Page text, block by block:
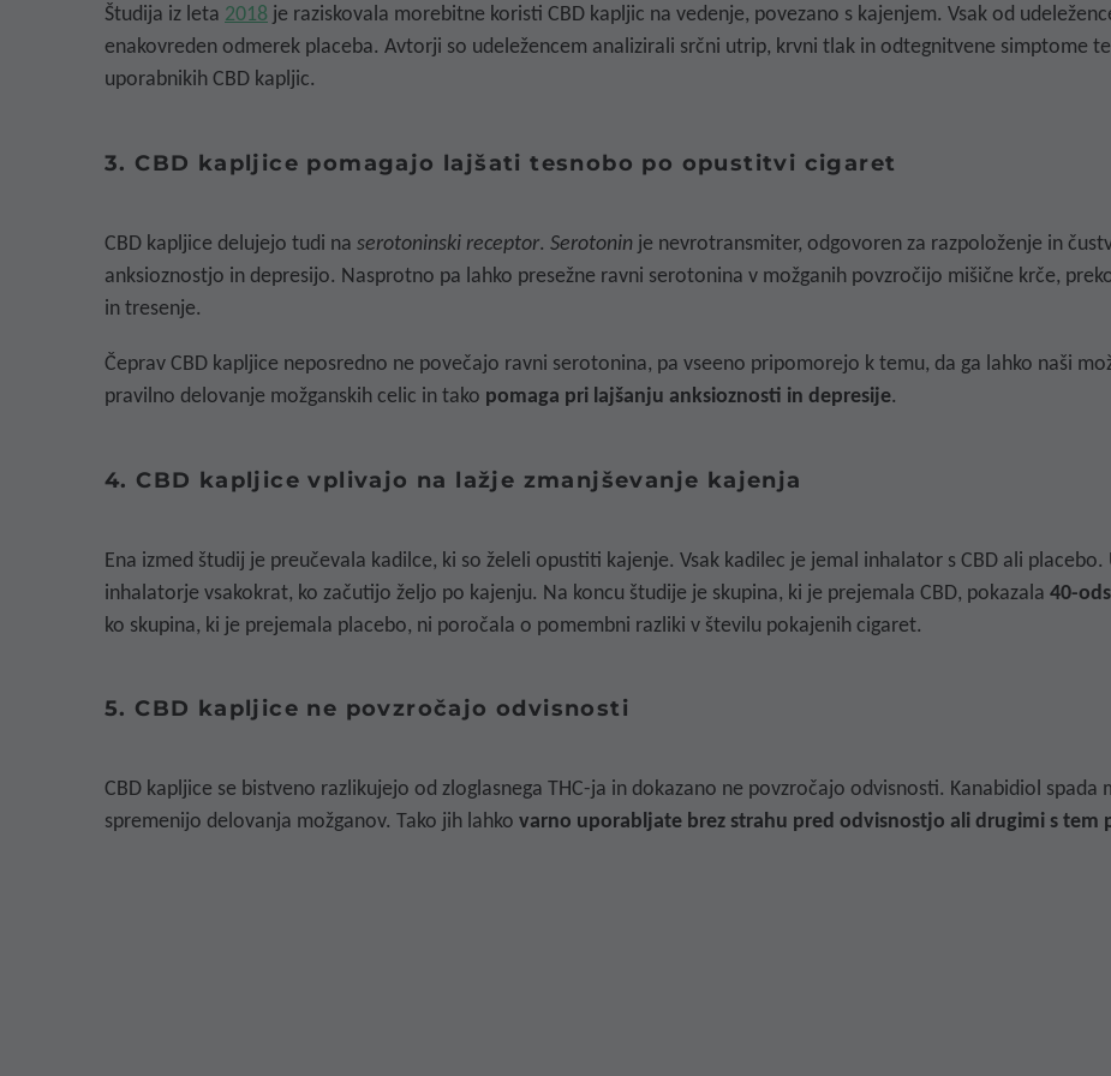
Študija iz leta 2018 je raziskovala morebitne koristi CBD kapljic na vedenje, povezano s kajenjem. Vsak od
enakovreden odmerek placeba. Avtorji so udeležencem analizirali srčni utrip, krvni tlak in odtegnitvene simptome
uporabnikih CBD kapljic.
3. CBD kapljice pomagajo lajšati tesnobo po opustitvi cigaret
CBD kapljice delujejo tudi na serotoninski receptor. Serotonin je nevrotransmiter, odgovoren za razpoloženje in
anksioznostjo in depresijo. Nasprotno pa lahko presežne ravni serotonina v možganih povzročijo mišične krče,
in tresenje.
Čeprav CBD kapljice neposredno ne povečajo ravni serotonina, pa vseeno pripomorejo k temu, da ga lahko naši
pravilno delovanje možganskih celic in tako pomaga pri lajšanju anksioznosti in depresije.
4. CBD kapljice vplivajo na lažje zmanjševanje kajenja
Ena izmed študij je preučevala kadilce, ki so želeli opustiti kajenje. Vsak kadilec je jemal inhalator s CBD ali
inhalatorje vsakokrat, ko začutijo željo po kajenju. Na koncu študije je skupina, ki je prejemala CBD, pokazala 40-
ko skupina, ki je prejemala placebo, ni poročala o pomembni razliki v številu pokajenih cigaret.
5. CBD kapljice ne povzročajo odvisnosti
CBD kapljice se bistveno razlikujejo od zloglasnega THC-ja in dokazano ne povzročajo odvisnosti. Kanabidiol
spremenijo delovanja možganov. Tako jih lahko varno uporabljate brez strahu pred odvisnostjo ali drugimi s tem